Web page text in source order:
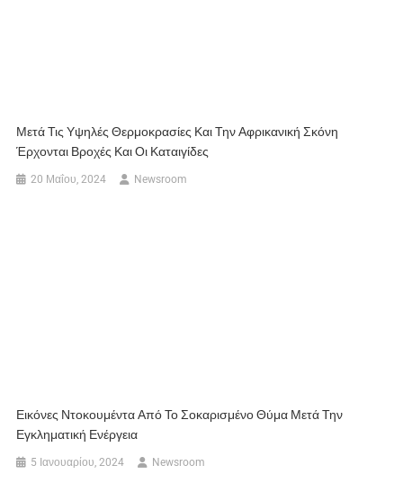
Μετά Τις Υψηλές Θερμοκρασίες Και Την Αφρικανική Σκόνη
Έρχονται Βροχές Και Οι Καταιγίδες
20 Μαΐου, 2024 Newsroom
Εικόνες Ντοκουμέντα Από Το Σοκαρισμένο Θύμα Μετά Την
Εγκληματική Ενέργεια
5 Ιανουαρίου, 2024 Newsroom